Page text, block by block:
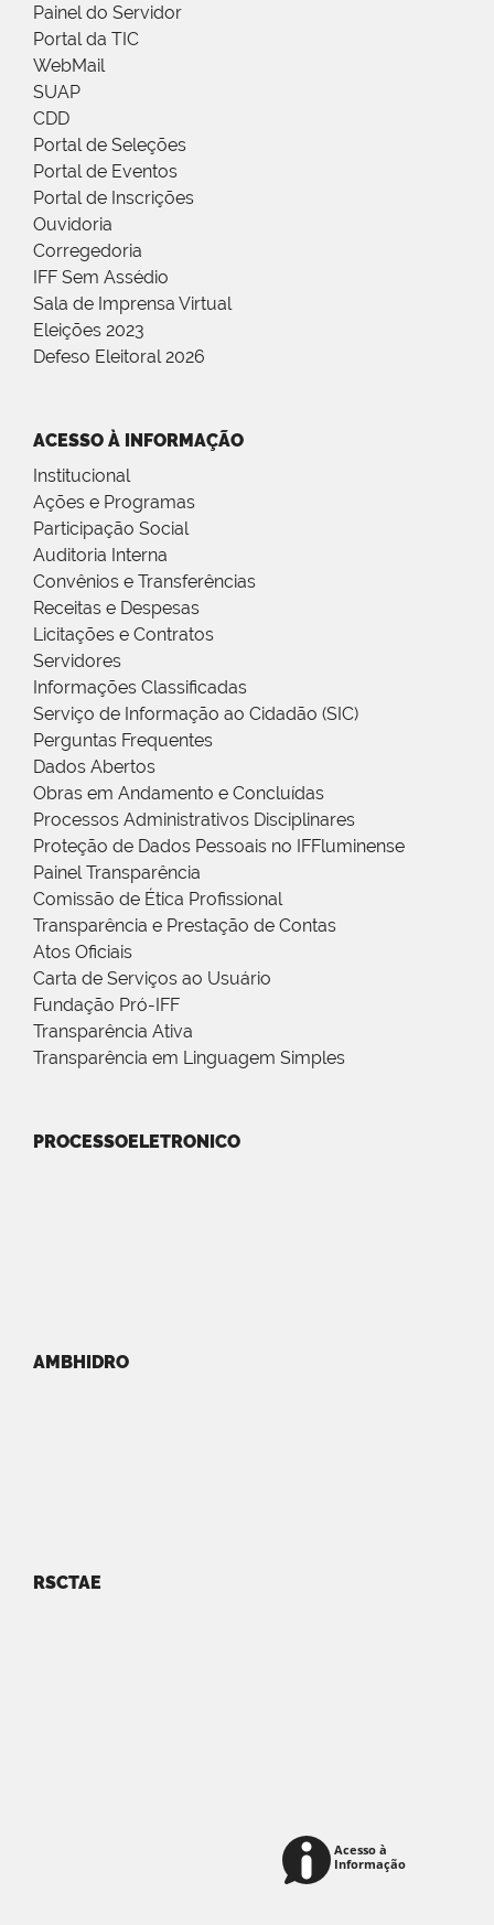
Painel do Servidor
Portal da TIC
WebMail
SUAP
CDD
Portal de Seleções
Portal de Eventos
Portal de Inscrições
Ouvidoria
Corregedoria
IFF Sem Assédio
Sala de Imprensa Virtual
Eleições 2023
Defeso Eleitoral 2026
ACESSO À INFORMAÇÃO
Institucional
Ações e Programas
Participação Social
Auditoria Interna
Convênios e Transferências
Receitas e Despesas
Licitações e Contratos
Servidores
Informações Classificadas
Serviço de Informação ao Cidadão (SIC)
Perguntas Frequentes
Dados Abertos
Obras em Andamento e Concluídas
Processos Administrativos Disciplinares
Proteção de Dados Pessoais no IFFluminense
Painel Transparência
Comissão de Ética Profissional
Transparência e Prestação de Contas
Atos Oficiais
Carta de Serviços ao Usuário
Fundação Pró-IFF
Transparência Ativa
Transparência em Linguagem Simples
PROCESSOELETRONICO
AMBHIDRO
RSCTAE